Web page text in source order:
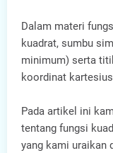
Dalam materi
kuadrat, sumbu
minimum) serta
koordinat
Pada artikel ini
tentang fungsi
yang kami uraikan